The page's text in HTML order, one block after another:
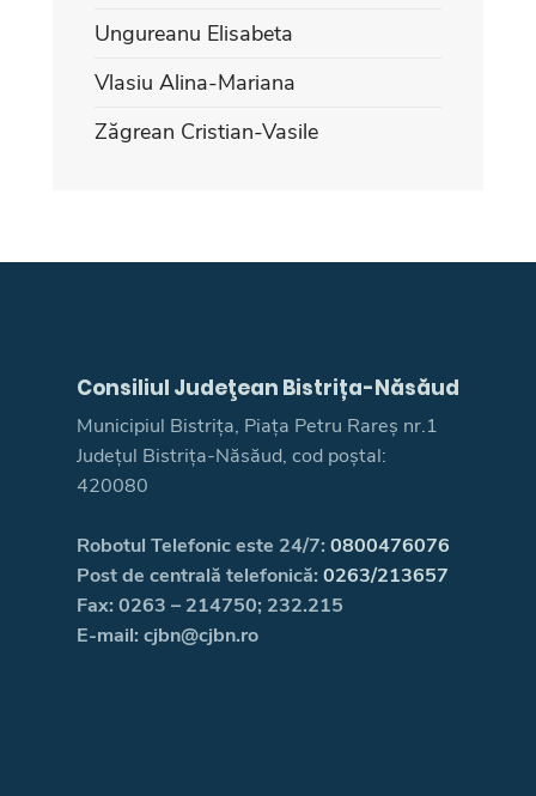
Ungureanu Elisabeta
Vlasiu Alina-Mariana
Zăgrean Cristian-Vasile
Consiliul Judeţean Bistrița-Năsăud
Municipiul Bistrița, Piața Petru Rareș nr.1
Județul Bistrița-Năsăud, cod poștal:
420080
Robotul Telefonic este 24/7: 0800476076
Post de centrală telefonică: 0263/213657
Fax: 0263 – 214750; 232.215
E-mail: cjbn@cjbn.ro